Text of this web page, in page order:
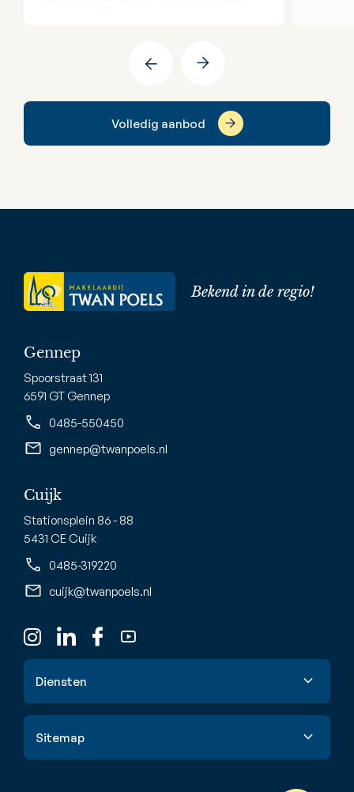
Volledig aanbod
Bekend in de regio!
Gennep
Spoorstraat 131
6591 GT Gennep
0485-550450
gennep@twanpoels.nl
Cuijk
Stationsplein 86 - 88
5431 CE Cuijk
0485-319220
cuijk@twanpoels.nl
Diensten
Sitemap